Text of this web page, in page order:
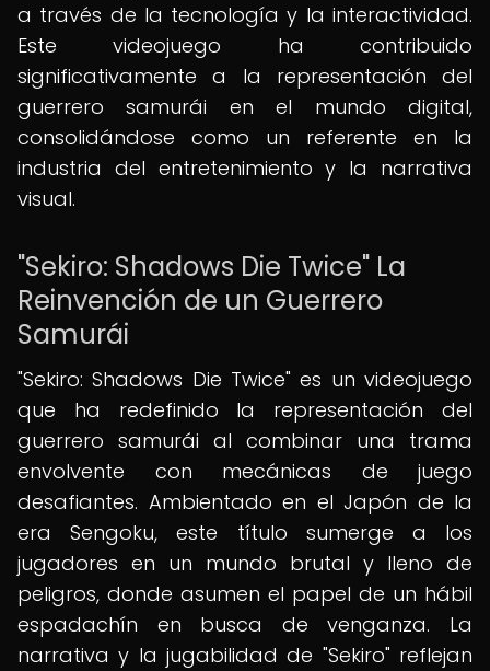
a través de la tecnología y la interactividad.
Este videojuego ha contribuido
significativamente a la representación del
guerrero samurái en el mundo digital,
consolidándose como un referente en la
industria del entretenimiento y la narrativa
visual.
"Sekiro: Shadows Die Twice" La
Reinvención de un Guerrero
Samurái
"Sekiro: Shadows Die Twice" es un videojuego
que ha redefinido la representación del
guerrero samurái al combinar una trama
envolvente con mecánicas de juego
desafiantes. Ambientado en el Japón de la
era Sengoku, este título sumerge a los
jugadores en un mundo brutal y lleno de
peligros, donde asumen el papel de un hábil
espadachín en busca de venganza. La
narrativa y la jugabilidad de "Sekiro" reflejan